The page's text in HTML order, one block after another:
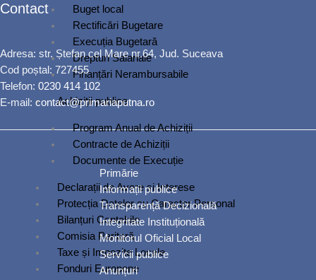
Buget local
Rectificări Bugetare
Execuția Bugetară
Drepturi Salariale
Finanțări Nerambursabile
Achiziții publice
Program Anual de Achiziții
Contracte de Achiziții
Documente de Execuție
Declarații de Avere și Interese
Protecția Datelor cu Caracter Personal
Bilanțuri Contabile
Comisia Paritară
Taxe și Impozite Locale
Fonduri Europene
Contact
Adresa: str. Ștefan cel Mare nr.64, Jud. Suceava
Cod poștal: 727455
Telefon: 0230 414 102
E-mail: contact@primariaputna.ro
Primărie
Informații publice
Transparență Decizională
Integritate Instituțională
Monitorul Oficial Local
Servicii publice
Anunțuri